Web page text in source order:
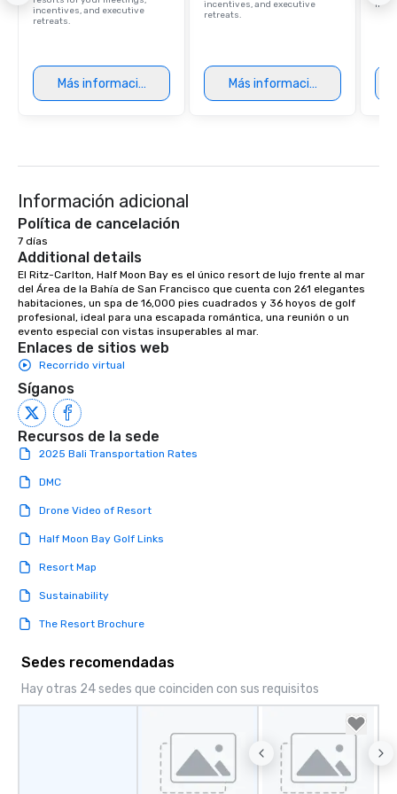
incentives, and executive
retreats.
Más información
incentives, and executive
retreats.
Más información
Información adicional
Política de cancelación
7 días
Additional details
El Ritz-Carlton, Half Moon Bay es el único resort de lujo frente al mar
del Área de la Bahía de San Francisco que cuenta con 261 elegantes
habitaciones, un spa de 16,000 pies cuadrados y 36 hoyos de golf
profesional, ideal para una escapada romántica, una reunión o un
evento especial con vistas insuperables al mar.
Enlaces de sitios web
Recorrido virtual
Síganos
Recursos de la sede
2025 Bali Transportation Rates
DMC
Drone Video of Resort
Half Moon Bay Golf Links
Resort Map
Sustainability
The Resort Brochure
Sedes recomendadas
Hay otras 24 sedes que coinciden con sus requisitos